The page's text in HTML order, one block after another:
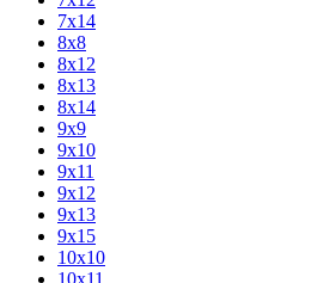
7х14
8х8
8х12
8х13
8х14
9х9
9х10
9х11
9х12
9х13
9х15
10х10
10х11